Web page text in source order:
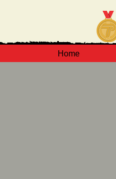
Home